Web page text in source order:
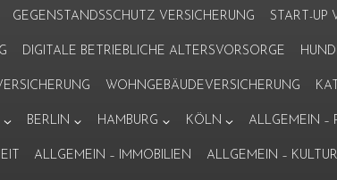
GEGENSTANDSSCHUTZ VERSICHERUNG START-UP
DIGITALE BETRIEBLICHE ALTERSVORSORGE
WOHNGEBÄUDEVERSICHERUNG
BERLIN HAMBURG KÖLN ALLGEMEIN –
ALLGEMEIN – IMMOBILIEN ALLGEMEIN – KULTUR